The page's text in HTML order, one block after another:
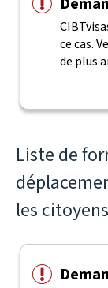
ce cas.
de plus
Liste de
les